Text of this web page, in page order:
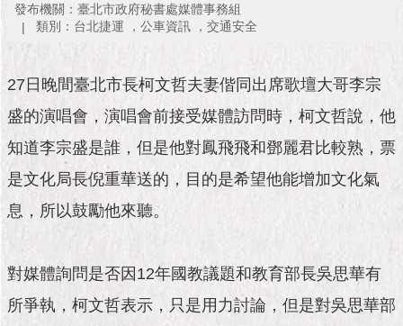
府
團
隊
政
公
告
政
及
成
果
發布機關：臺北市政府秘書處媒體事務組
類別：台北捷運 ，公車資訊 ，交通安全
27日晚間臺北市長柯文哲夫妻偕同出席歌壇大哥李宗
盛的演唱會，演唱會前接受媒體訪問時，柯文哲說，他
知道李宗盛是誰，但是他對鳳飛飛和鄧麗君比較熟，票
是文化局長倪重華送的，目的是希望他能增加文化氣
息，所以鼓勵他來聽。
對媒體詢問是否因12年國教議題和教育部長吳思華有
所爭執，柯文哲表示，只是用力討論，但是對吳思華部